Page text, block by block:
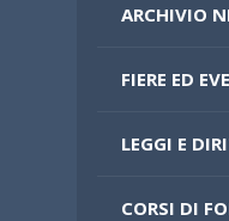
ARCHIVIO
FIERE ED
LEGGI E
CORSI DI